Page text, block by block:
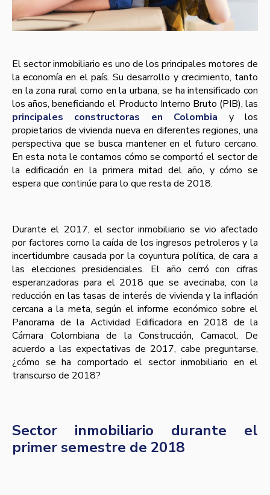
El sector inmobiliario es uno de los principales motores de
la economía en el país. Su desarrollo y crecimiento, tanto
en la zona rural como en la urbana, se ha intensificado con
los años, beneficiando el Producto Interno Bruto (PIB), las
principales constructoras en Colombia y los
propietarios de vivienda nueva en diferentes regiones, una
perspectiva que se busca mantener en el futuro cercano.
En esta nota le contamos cómo se comportó el sector de
la edificación en la primera mitad del año, y cómo se
espera que continúe para lo que resta de 2018.
Durante el 2017, el sector inmobiliario se vio afectado
por factores como la caída de los ingresos petroleros y la
incertidumbre causada por la coyuntura política, de cara a
las elecciones presidenciales. El año cerró con cifras
esperanzadoras para el 2018 que se avecinaba, con la
reducción en las tasas de interés de vivienda y la inflación
cercana a la meta, según el informe económico sobre el
Panorama de la Actividad Edificadora en 2018 de la
Cámara Colombiana de la Construcción, Camacol. De
acuerdo a las expectativas de 2017, cabe preguntarse,
¿cómo se ha comportado el sector inmobiliario en el
transcurso de 2018?
Sector inmobiliario durante el
primer semestre de 2018